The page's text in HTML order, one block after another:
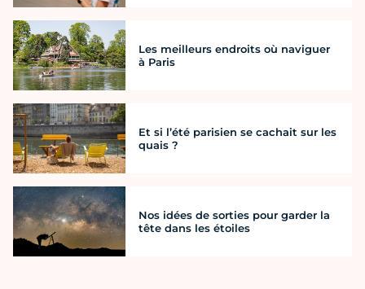
Les meilleurs endroits où naviguer
à Paris
Et si l’été parisien se cachait sur les
quais ?
Nos idées de sorties pour garder la
tête dans les étoiles